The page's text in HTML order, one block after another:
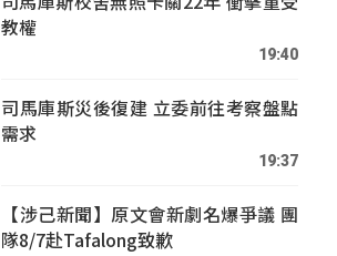
教權
19:40
司馬庫斯災後復建 立委前往考察盤點
需求
19:37
【涉己新聞】原文會新劇名爆爭議 團
隊8/7赴Tafalong致歉